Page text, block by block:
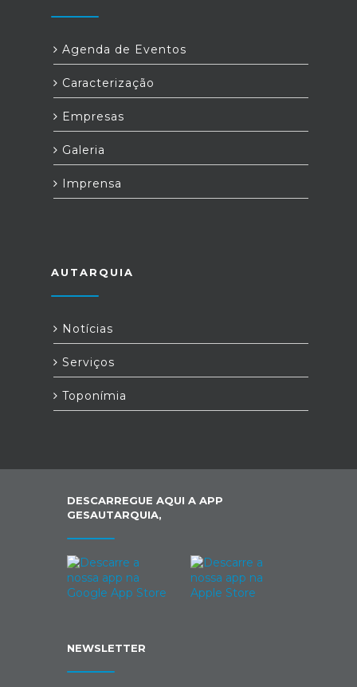
Agenda de Eventos
Caracterização
Empresas
Galeria
Imprensa
AUTARQUIA
Notícias
Serviços
Toponímia
DESCARREGUE AQUI A APP
GESAUTARQUIA,
NEWSLETTER